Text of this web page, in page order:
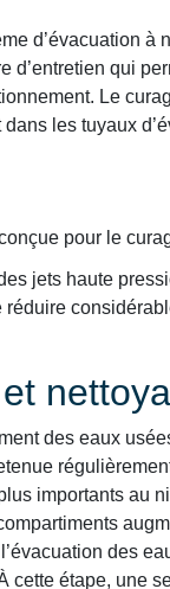
d’évacuation à
d’entretien qui
Le
les tuyaux
pour le
jets haute
réduire
des eaux
importants au
des
cette étape, une